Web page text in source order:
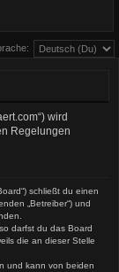
e
wird
Regelungen
schließt du einen
„Betreiber“) und
darfst du das Board
die an dieser Stelle
und kann von beiden